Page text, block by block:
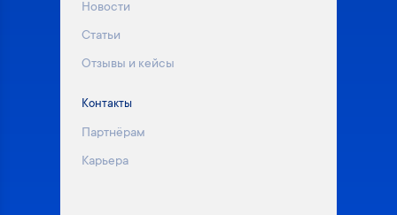
Новости
Статьи
Отзывы и кейсы
Контакты
Партнёрам
Карьера